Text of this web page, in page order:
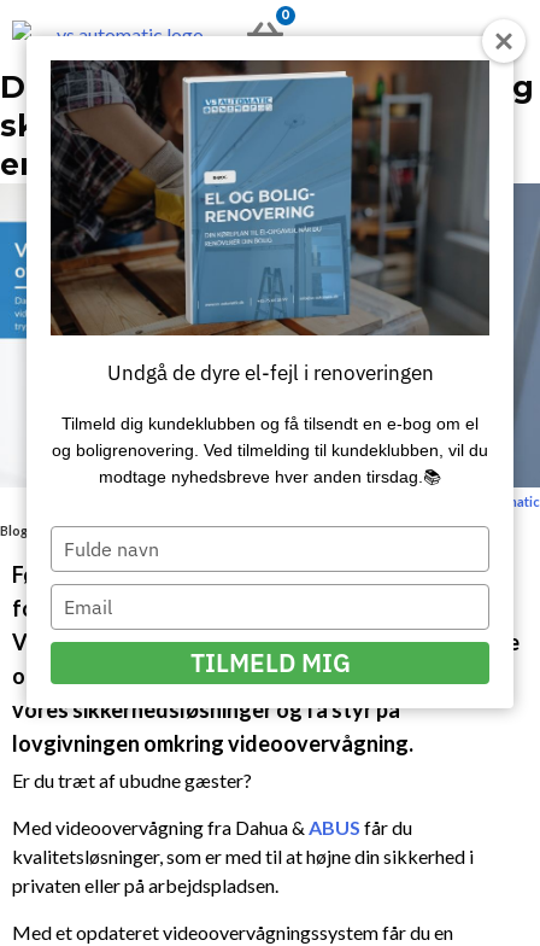
til
indholdet
0
KURV
Dahua & ABUS videoovervågning
skaber tryghed for private og
erhverv
VS Automatic
Blog
Dahua & ABUS videoovervågning skaber tryghed for private og erhverv
Følg med i, hvad der sker, når du ikke er hjemme – og
forebyg ubudne gæsters indtrængen.
Videoovervågning skaber tryghed, både for private
og erhverv, og har en præventiv effekt. Læs om
vores sikkerhedsløsninger og få styr på
lovgivningen omkring videoovervågning.
Er du træt af ubudne gæster?
Med videoovervågning fra Dahua & ABUS får du
kvalitetsløsninger, som er med til at højne din sikkerhed i
privaten eller på arbejdspladsen.
Med et opdateret videoovervågningssystem får du en
Undgå de dyre el-fejl i renoveringen
Tilmeld dig kundeklubben og få tilsendt en e‑bog om el
og boligrenovering. Ved tilmelding til kundeklubben, vil du
modtage nyhedsbreve hver anden tirsdag.📚
Type
your
name
Type
your
email
TILMELD MIG